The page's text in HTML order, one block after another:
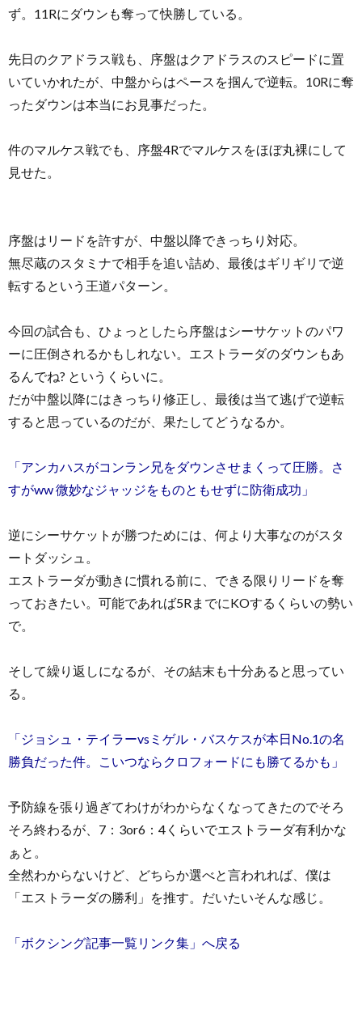
ず。11Rにダウンも奪って快勝している。
先日のクアドラス戦も、序盤はクアドラスのスピードに置
いていかれたが、中盤からはペースを掴んで逆転。10Rに奪
ったダウンは本当にお見事だった。
件のマルケス戦でも、序盤4Rでマルケスをほぼ丸裸にして
見せた。
序盤はリードを許すが、中盤以降できっちり対応。
無尽蔵のスタミナで相手を追い詰め、最後はギリギリで逆
転するという王道パターン。
今回の試合も、ひょっとしたら序盤はシーサケットのパワ
ーに圧倒されるかもしれない。エストラーダのダウンもあ
るんでね? というくらいに。
だが中盤以降にはきっちり修正し、最後は当て逃げで逆転
すると思っているのだが、果たしてどうなるか。
「アンカハスがコンラン兄をダウンさせまくって圧勝。さ
すがww 微妙なジャッジをものともせずに防衛成功」
逆にシーサケットが勝つためには、何より大事なのがスタ
ートダッシュ。
エストラーダが動きに慣れる前に、できる限りリードを奪
っておきたい。可能であれば5RまでにKOするくらいの勢い
で。
そして繰り返しになるが、その結末も十分あると思ってい
る。
「ジョシュ・テイラーvsミゲル・バスケスが本日No.1の名
勝負だった件。こいつならクロフォードにも勝てるかも」
予防線を張り過ぎてわけがわからなくなってきたのでそろ
そろ終わるが、7：3or6：4くらいでエストラーダ有利かな
ぁと。
全然わからないけど、どちらか選べと言われれば、僕は
「エストラーダの勝利」を推す。だいたいそんな感じ。
「ボクシング記事一覧リンク集」へ戻る